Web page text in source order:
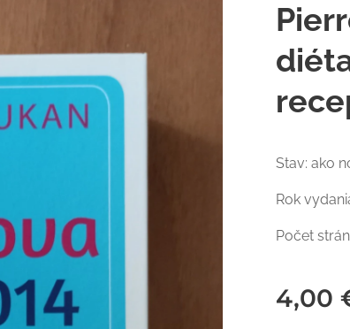
Stav: ako
Rok
Počet
4,00